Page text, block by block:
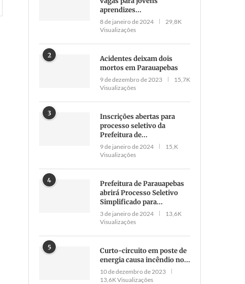
aprendizes...
8 de janeiro de 2024
29,8K
Visualizações
2
Acidentes deixam dois
mortos em Parauapebas
9 de dezembro de 2023
15,7K
Visualizações
3
Inscrições abertas para
processo seletivo da
Prefeitura de...
9 de janeiro de 2024
15,K
Visualizações
4
Prefeitura de Parauapebas
abrirá Processo Seletivo
Simplificado para...
3 de janeiro de 2024
13,6K
Visualizações
5
Curto-circuito em poste de
energia causa incêndio no...
10 de dezembro de 2023
13,6K Visualizações